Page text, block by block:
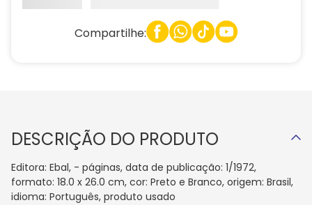
Compartilhe:
DESCRIÇÃO DO PRODUTO
Editora: Ebal, - páginas, data de publicação: 1/1972,
formato: 18.0 x 26.0 cm, cor: Preto e Branco, origem: Brasil,
idioma: Português, produto usado